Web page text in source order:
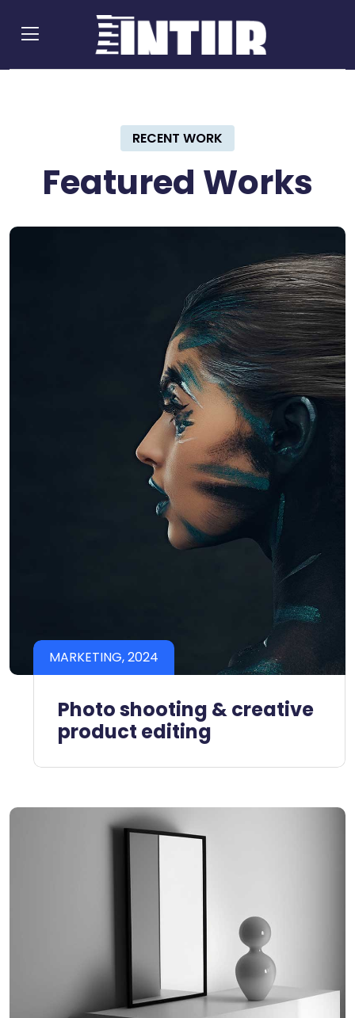
RECENT WORK
Featured Works
MARKETING, 2024
Photo shooting & creative
product editing